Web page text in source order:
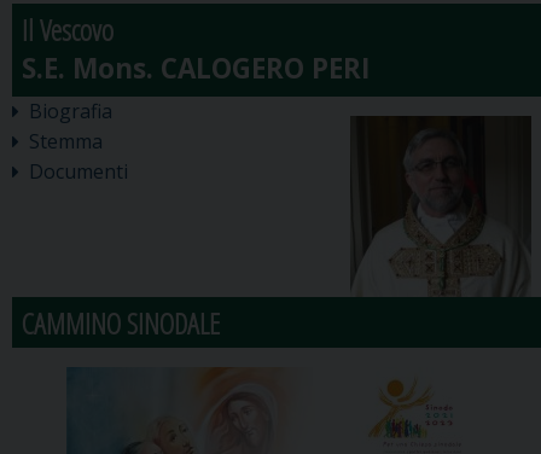
Il Vescovo
Biografia
Stemma
Documenti
CAMMINO SINODALE